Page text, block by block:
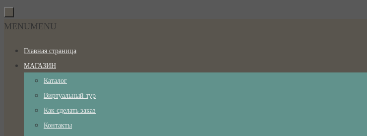
Перейти
к
Перейти
содержимому
MENUMENU
Главная страница
МАГАЗИН
Каталог
Виртуальный тур
Как сделать заказ
Контакты